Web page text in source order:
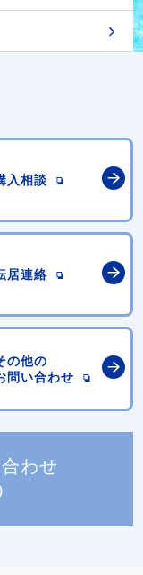
入相談
居連絡
の他の
問い合わせ
わせ